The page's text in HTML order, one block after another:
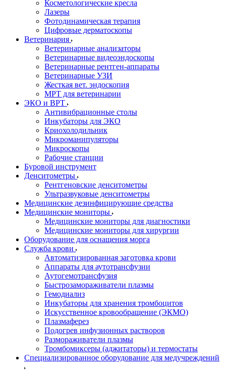
Косметологические кресла
Лазеры
Фотодинамическая терапия
Цифровые дерматоскопы
Ветеринария
Ветеринарные анализаторы
Ветеринарные видеоэндоскопы
Ветеринарные рентген-аппараты
Ветеринарные УЗИ
Жесткая вет. эндоскопия
МРТ для ветеринарии
ЭКО и ВРТ
Антивибрационные столы
Инкубаторы для ЭКО
Криохолодильник
Микроманипуляторы
Микроскопы
Рабочие станции
Буровой инструмент
Денситометры
Рентгеновские денситометры
Ультразвуковые денситометры
Медицинские дезинфицирующие средства
Медицинские мониторы
Медицинские мониторы для диагностики
Медицинские мониторы для хирургии
Оборудование для оснащения морга
Служба крови
Автоматизированная заготовка крови
Аппараты для аутотрансфузии
Аутогемотрансфузия
Быстрозамораживатели плазмы
Гемодиализ
Инкубаторы для хранения тромбоцитов
Искусственное кровообращение (ЭКМО)
Плазмаферез
Подогрев инфузионных растворов
Размораживатели плазмы
Тромбомиксеры (аджитаторы) и термостаты
Специализированное оборудование для медучреждений